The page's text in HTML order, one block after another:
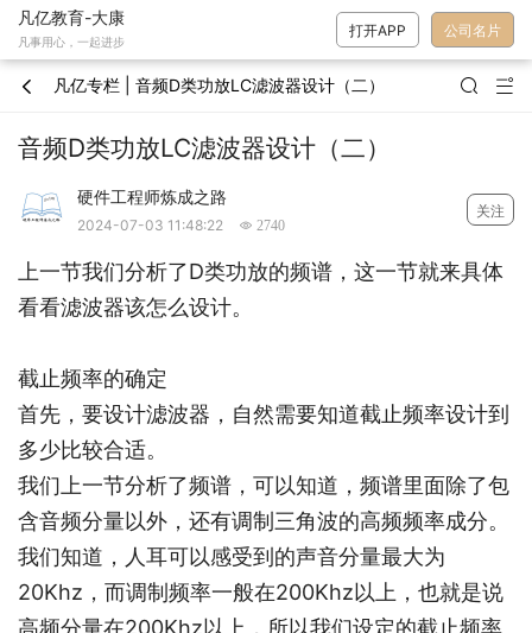
凡亿教育-大康
凡事用心，一起进步
打开APP 公司名片
 凡亿专栏 | 音频D类功放LC滤波器设计（二）  
音频D类功放LC滤波器设计（二）
硬件工程师炼成之路
2024-07-03 11:48:22  2740
关注
上一节我们分析了D类功放的频谱，这一节就来具体
看看滤波器该怎么设计。
截止频率的确定
首先，要设计滤波器，自然需要知道截止频率设计到
多少比较合适。
我们上一节分析了频谱，可以知道，频谱里面除了包
含音频分量以外，还有调制三角波的高频频率成分。
我们知道，人耳可以感受到的声音分量最大为
20Khz，而调制频率一般在200Khz以上，也就是说
高频分量在200Khz以上，所以我们设定的截止频率